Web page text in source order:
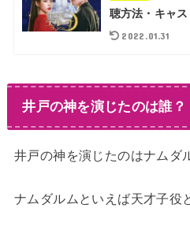
聴方法・キャ
2022.01.31
井戸の神を演じたのは誰？
井戸の神を演じたのはナムダ
ナムダルムといえば天才子役